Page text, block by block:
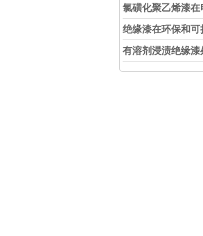
看如何选择
氯磺化聚乙烯漆
中的实际应用效果
绝缘漆在环保和
考虑？
有溶剂浸渍绝缘
和安全性考虑因素